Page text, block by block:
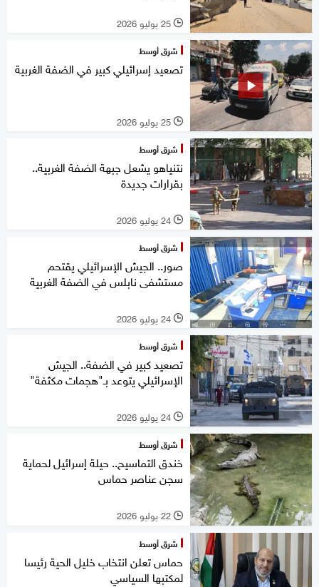
l 25 يوليو 2026
شرق أوسط
تصعيد إسرائيلي كبير في الضفة الغربية
l 25 يوليو 2026
شرق أوسط
نتنياهو يشعل جبهة الضفة الغربية..
بقرارات جديدة
l 24 يوليو 2026
شرق أوسط
صور.. الجيش الإسرائيلي يقتحم
مستشفى نابلس في الضفة الغربية
l 24 يوليو 2026
شرق أوسط
تصعيد كبير في الضفة.. الجيش
الإسرائيلي يتوعد بـ"هجمات مكثفة"
l 24 يوليو 2026
شرق أوسط
خندق التماسيح.. حيلة إسرائيل لحماية
سجن عناصر حماس
l 22 يوليو 2026
شرق أوسط
حماس تعلن انتخاب خليل الحية رئيسا
لمكتبها السياسي